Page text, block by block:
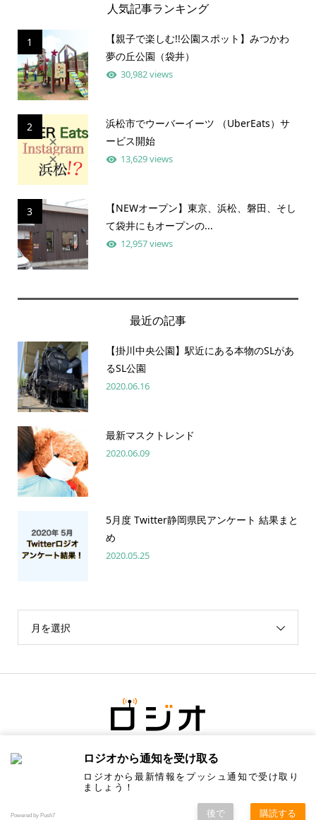
人気記事ランキング
1
【親子で楽しむ!!公園スポット】みつかわ
夢の丘公園（袋井）
30,982 views
2
浜松市でウーバーイーツ （UberEats）サ
ービス開始
13,629 views
3
【NEWオープン】東京、浜松、磐田、そし
て袋井にもオープンの...
12,957 views
最近の記事
【掛川中央公園】駅近にある本物のSLがあ
るSL公園
2020.06.16
最新マスクトレンド
2020.06.09
5月度 Twitter静岡県民アンケート 結果まと
め
2020.05.25
月を選択
Copyright © ロジオ／地元の情報にちょっと塩をひとつまみ. All Rights Reserved.
ロジオから通知を受け取る
ロジオから最新情報をプッシュ通知で受け取り
ましょう！
Powered by Push7 後で 購読する